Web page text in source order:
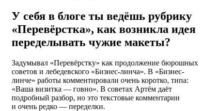
У себя в блоге ты ведёшь рубрику
«Перевёрстка», как возникла идея
переделывать чужие макеты?
Задумывал «Перевёрстку» как продолжение бюрошных
советов и лебедевского «Бизнес-линча». В «Бизнес-
линче» работы комментировали очень коротко, типа:
«Ваша визитка — говно». В советах Артём даёт
подробный разбор, но это текстовые комментарии
и очень редко — переделки.